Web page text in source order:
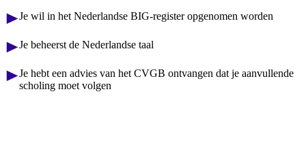
Je wil in het Nederlandse BIG-register opgenomen worden
Je beheerst de Nederlandse taal
Je hebt een advies van het CVGB ontvangen dat je aanvullende
scholing moet volgen